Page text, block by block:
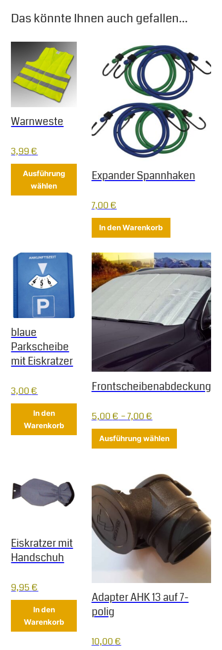
Das könnte Ihnen auch gefallen...
Warnweste
3,99€
Ausführung
wählen
Dieses Produkt weist mehrere
Expander Spannhaken
7,00€
In den Warenkorb
blaue
Parkscheibe
mit Eiskratzer
3,00€
In den
Warenkorb
Frontscheibenabdeckung
5,00€ –7,00€
Ausführung wählen
Eiskratzer mit
Handschuh
9,95€
In den
Warenkorb
Adapter AHK 13 auf 7-
polig
10,00€